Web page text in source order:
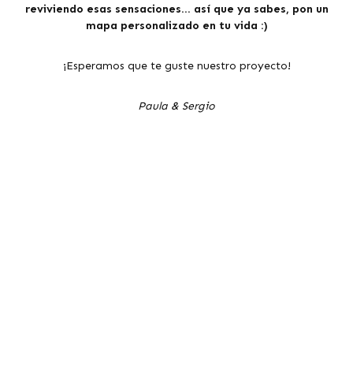
reviviendo esas sensaciones… así que ya sabes, pon un
mapa personalizado en tu vida :)
¡Esperamos que te guste nuestro proyecto!
Paula & Sergio